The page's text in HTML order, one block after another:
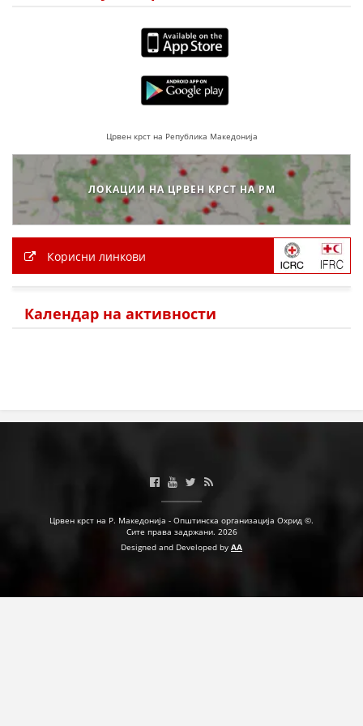
ПРИРАЧНИЦИ
СТРАТЕГИИ
ЕДУКАТИВНО ИНФОРМАТИВНИ МАТЕРИЈАЛИ
БРОШУРИ
ПОСТЕРИ
ПРЕЗЕНТАЦИИ
Црвен крст на Република Македонија
ЛОКАЦИИ НА ЦРВЕН КРСТ НА РМ
Корисни линкови
Календар на активности
Црвен крст на Р. Македонија - Општинска организација Охрид ©.
Сите права задржани. 2026
Designed and Developed by AA